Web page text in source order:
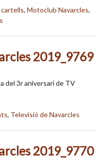
cartells, Motoclub Navarcles,
2019_9769
del 3r aniversari de TV
, Televisió de Navarcles
2019_9770